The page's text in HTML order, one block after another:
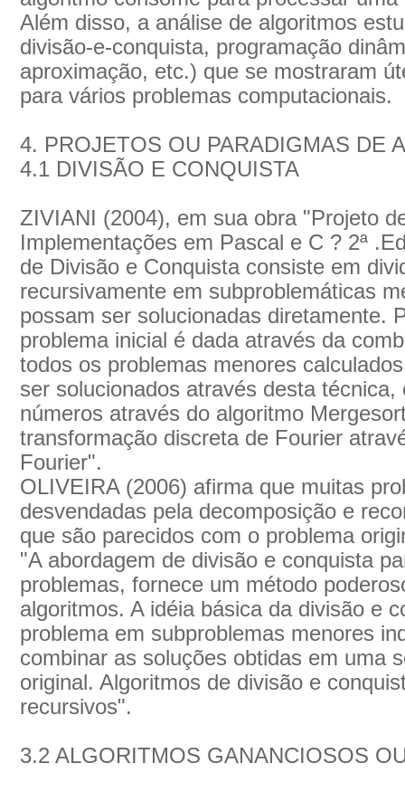
Além disso, a análise de algoritmos
divisão-e-conquista, programação
aproximação, etc.) que se mostraram
para vários problemas computacionais.
4. PROJETOS OU PARADIGMAS DE
4.1 DIVISÃO E CONQUISTA
ZIVIANI (2004), em sua obra "Projeto
Implementações em Pascal e C ? 2ª
de Divisão e Conquista consiste em
recursivamente em subproblemáticas
possam ser solucionadas diretamente.
problema inicial é dada através da
todos os problemas menores
ser solucionados através desta
números através do algoritmo
transformação discreta de Fourier
Fourier".
OLIVEIRA (2006) afirma que muitas
desvendadas pela decomposição e
que são parecidos com o problema
"A abordagem de divisão e conquista
problemas, fornece um método
algoritmos. A idéia básica da divisão e
problema em subproblemas menores
combinar as soluções obtidas em uma
original. Algoritmos de divisão e
recursivos".
3.2 ALGORITMOS GANANCIOSOS